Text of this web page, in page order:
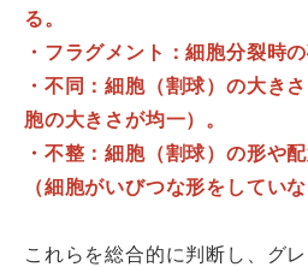
る。
・フラグメント：細胞分裂時
・不同：細胞（割球）の大き
胞の大きさが均一）。
・不整：細胞（割球）の形や
（細胞がいびつな形をしていな
これらを総合的に判断し、グ